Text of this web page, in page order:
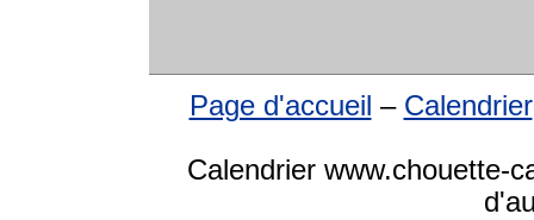
Page d'accueil – Calendrier
Calendrier www.chouette-